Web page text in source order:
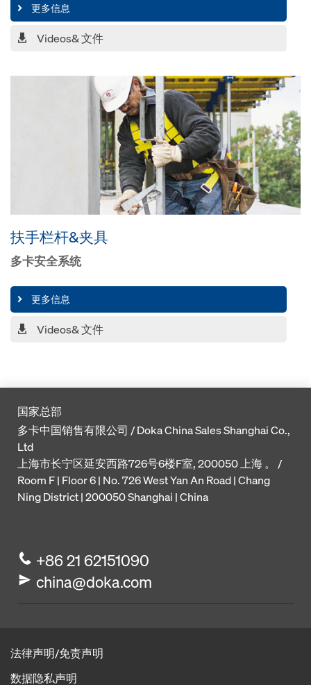
更多信息
Videos& 文件
扶手栏杆&夹具
多卡安全系统
更多信息
Videos& 文件
国家总部
多卡中国销售有限公司 / Doka China Sales Shanghai Co.,
Ltd
上海市长宁区延安西路726号6楼F室, 200050 上海 。 /
Room F | Floor 6 | No. 726 West Yan An Road | Chang
Ning District | 200050 Shanghai | China
+86 21 62151090
china@doka.com
法律声明/免责声明
数据隐私声明